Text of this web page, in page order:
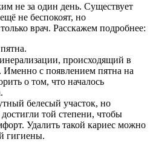
не за один день. Существует
не беспокоят, но
врач. Расскажем подробнее:
происходящий в
Именно с появлением пятна на
о том, что началось
белесый участок, но
той степени, чтобы
Удалить такой кариес можно
гигиены.